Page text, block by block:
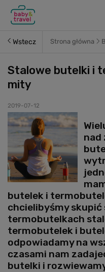
Wstecz Strona główna
Stalowe butelki i
mity
2019-07-12
nad
butelek i
chcielibyśmy skupić
termobutelkach
termobutelek i
odpowiadamy na
czasami nam
butelki i